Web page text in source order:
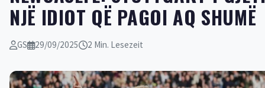
NJË IDIOT QË PAGOI AQ SHUMË
GS 29/09/2025 2 Min. Lesezeit